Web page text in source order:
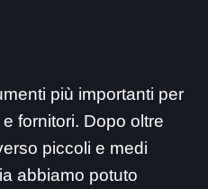
più importanti per
fornitori. Dopo oltre
piccoli e medi
abbiamo potuto